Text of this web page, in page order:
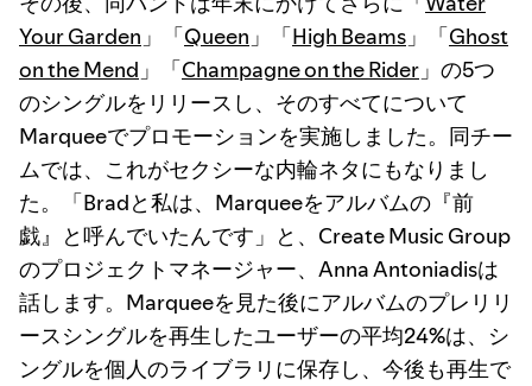
Your Garden 」「Queen 」「High Beams 」「Ghost
on the Mend 」「Champagne on the Rider 」の5つ
のシングルをリリースし、そのすべてについて
Marqueeでプロモーションを実施しました。同チー
ムでは、これがセクシーな内輪ネタにもなりまし
た。「Bradと私は、Marqueeをアルバムの『前
戯』と呼んでいたんです」と、Create Music Group
のプロジェクトマネージャー、Anna Antoniadisは
話します。Marqueeを見た後にアルバムのプレリリ
ースシングルを再生したユーザーの平均24%は、シ
ングルを個人のライブラリに保存し、今後も再生で